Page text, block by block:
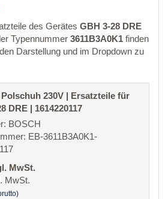
des Gerätes GBH 3-28 DRE
Typennummer 3611B3A0K1 finden
Darstellung und im Dropdown zu
230V | Ersatzteile für
DRE | 1614220117
BOSCH
EB-3611B3A0K1-
MwSt.
MwSt.